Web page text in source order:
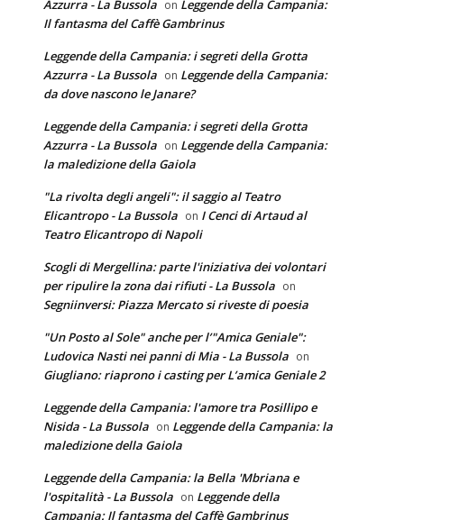
Azzurra - La Bussola on Leggende della Campania:
Il fantasma del Caffè Gambrinus
Leggende della Campania: i segreti della Grotta
Azzurra - La Bussola on Leggende della Campania:
da dove nascono le Janare?
Leggende della Campania: i segreti della Grotta
Azzurra - La Bussola on Leggende della Campania:
la maledizione della Gaiola
"La rivolta degli angeli": il saggio al Teatro
Elicantropo - La Bussola on I Cenci di Artaud al
Teatro Elicantropo di Napoli
Scogli di Mergellina: parte l'iniziativa dei volontari
per ripulire la zona dai rifiuti - La Bussola on
Segniinversi: Piazza Mercato si riveste di poesia
"Un Posto al Sole" anche per l’"Amica Geniale":
Ludovica Nasti nei panni di Mia - La Bussola on
Giugliano: riaprono i casting per L’amica Geniale 2
Leggende della Campania: l'amore tra Posillipo e
Nisida - La Bussola on Leggende della Campania: la
maledizione della Gaiola
Leggende della Campania: la Bella 'Mbriana e
l'ospitalità - La Bussola on Leggende della
Campania: Il fantasma del Caffè Gambrinus